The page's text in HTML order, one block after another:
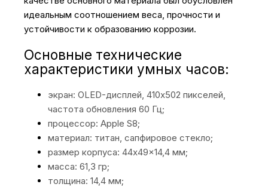
идеальным соотношением веса, прочности и
устойчивости к образованию коррозии.
Основные технические
характеристики умных часов:
экран: OLED-дисплей, 410x502 пикселей,
частота обновления 60 Гц;
процессор: Apple S8;
материал: титан, сапфировое стекло;
размер корпуса: 44x49x14,4 мм;
масса: 61,3 гр;
толщина: 14,4 мм;